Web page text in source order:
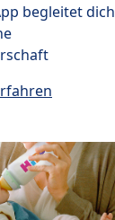
begleitet dich